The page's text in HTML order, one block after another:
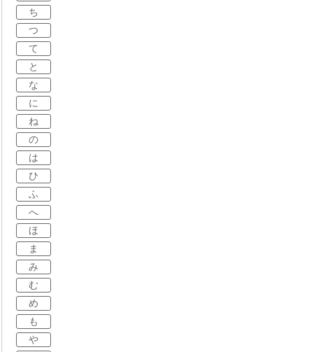
ち
つ
て
と
な
に
ね
の
は
ひ
ふ
へ
ほ
ま
み
む
め
も
や